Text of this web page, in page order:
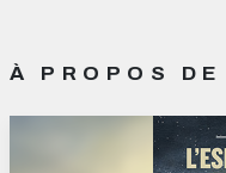
À PROPOS